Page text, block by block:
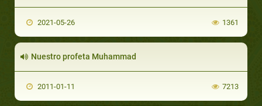
2021-05-26 1361
Nuestro profeta Muhammad
2011-01-11 7213